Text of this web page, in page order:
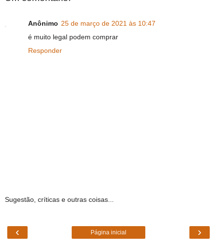
Anônimo 25 de março de 2021 às 10:47
é muito legal podem comprar
Responder
Sugestão, críticas e outras coisas...
‹ ›
Página inicial